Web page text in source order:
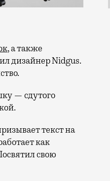
, а также
дизайнер Nidgus.
— сдутого
текст на
как
свою